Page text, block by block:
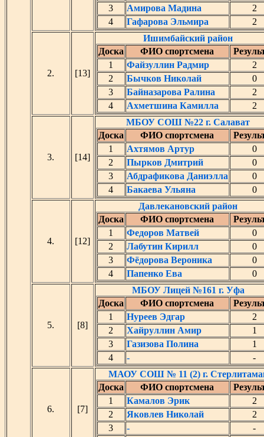
3
Амирова Мадина
2
4
Гафарова Эльмира 2
2. [13]
Ишимбайский район
Доска
ФИО спортсмена
1
Файзуллин Радмир
2
2
Бычков Николай
0
3
Байназарова Ралина
2
4
Ахметшина Камилла 2
3. [14]
МБОУ СОШ №22 г. Салават
Доска
ФИО спортсмена
1
Ахтямов Артур
0
2
Пырков Дмитрий
0
3
Абдрафикова Даниэлла
0
4
Бакаева Ульяна 0
4. [12]
Давлекановский район
Доска
ФИО спортсмена
1
Федоров Матвей
0
2
Лабутин Кирилл
0
3
Фёдорова Вероника
0
4
Папенко Ева 0
5. [8]
МБОУ Лицей №161 г. Уфа
Доска
ФИО спортсмена
1
Нуреев Эдгар
2
2
Хайруллин Амир
1
3
Газизова Полина
1
4
- -
6. [7]
МАОУ СОШ № 11 (2) г.
Доска
ФИО спортсмена
1
Камалов Эрик
2
2
Яковлев Николай
2
3
-
-